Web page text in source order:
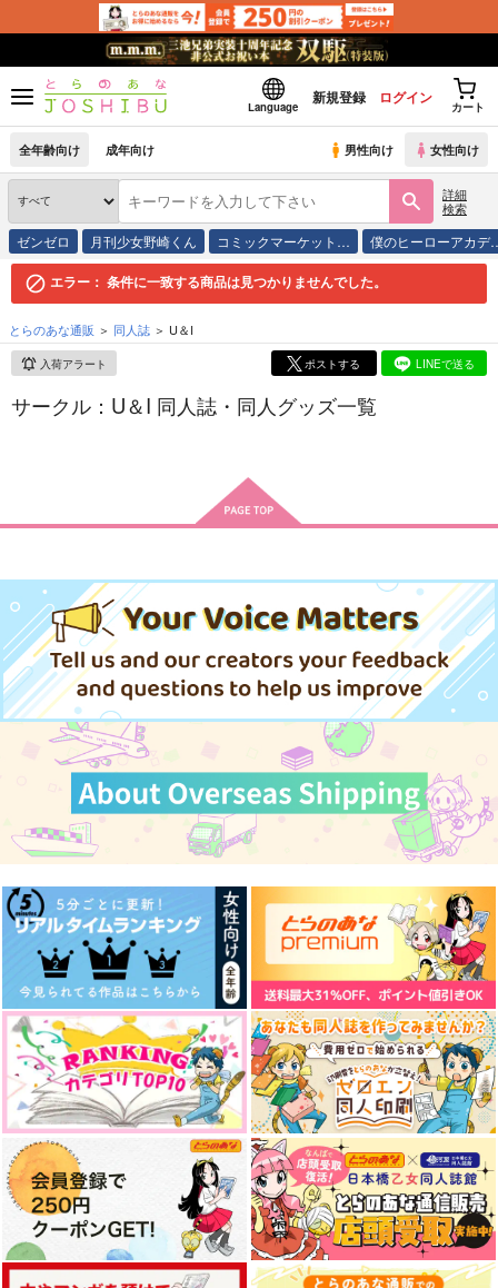
Language
新規登録 ログイン
カート
全年齢向け 成年向け 男性向け 女性向け
詳細
検索
ゼンゼロ 月刊少女野崎くん コミックマーケット… 僕のヒーローアカ
エラー： 条件に一致する商品は見つかりませんでした。
とらのあな通販 同人誌 U＆I
入荷アラート ポストする LINEで送る
サークル：U＆I 同人誌・同人グッズ一覧